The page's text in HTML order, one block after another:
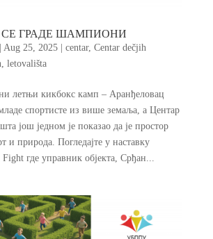
ГРАДЕ ШАМПИОНИ
Aug 25, 2025| centar, Centar dečjih
, letovališta
летњи кикбокс камп – Аранђеловац
спортисте из више земаља, а Центар
још једном је показао да је простор
и природа. Погледајте у наставку
где управник објекта, Срђан...